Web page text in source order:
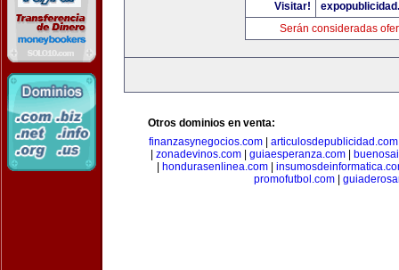
Visitar!
Serán consideradas
Otros dominios en venta:
finanzasynegocios.com| articulosdepublicidad.com
zonadevinos.com| guiaesperanza.com|
hondurasenlinea.com|
promofutbol.com